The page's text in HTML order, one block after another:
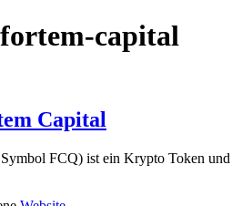
fortem-capital
Capital
FCQ) ist ein Krypto Token und